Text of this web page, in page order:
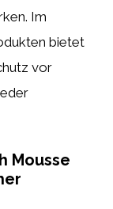
Im
bietet
vor
Mousse